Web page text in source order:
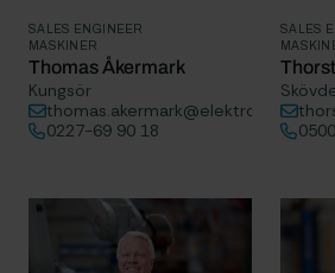
SALES ENGINEER
MASKINER
Thomas Åkermark
Kungsör
0227-69 90 18
SALES